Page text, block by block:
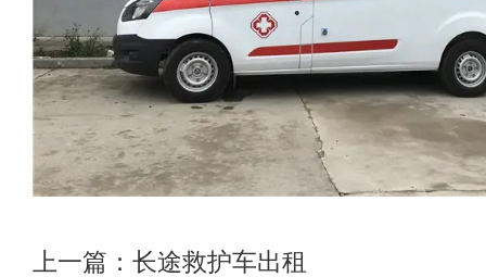
上一篇： 长途救护车出租